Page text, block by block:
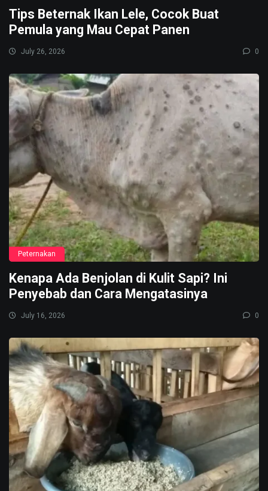
Tips Beternak Ikan Lele, Cocok Buat
Pemula yang Mau Cepat Panen
July 26, 2026 0
Peternakan
Kenapa Ada Benjolan di Kulit Sapi? Ini
Penyebab dan Cara Mengatasinya
July 16, 2026 0